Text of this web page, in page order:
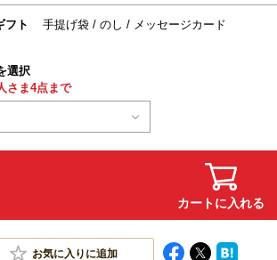
フト 手提げ袋 のし メッセージカード
選択
さま4点まで
カートに入れる
お気に入りに追加